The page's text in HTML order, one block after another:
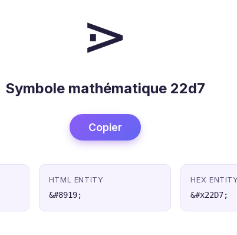
⋗
Symbole mathématique 22d7
Copier
HTML ENTITY
&#8919;
HEX
&#x22D7;